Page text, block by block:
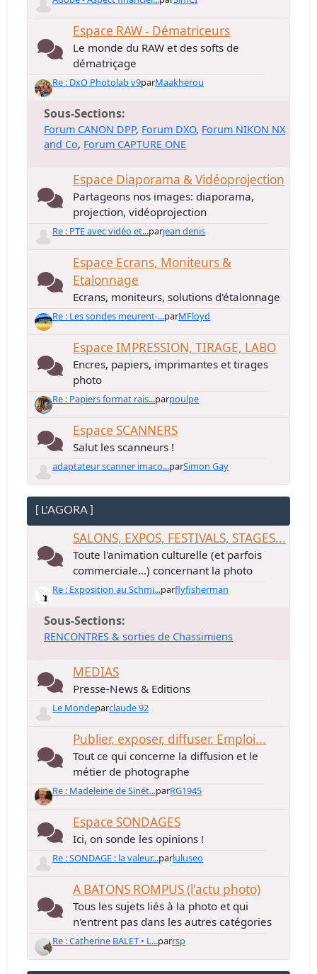
Espace RAW - Dématriceurs
Le monde du RAW et des softs de
dématriçage
Re : DxO Photolab v9parMaakherou
Sous-Sections
Forum CANON DPP Forum DXO Forum NIKON NX
and Co Forum CAPTURE ONE
Espace Diaporama & Vidéoprojection
Partageons nos images: diaporama,
projection, vidéoprojection
Re : PTE avec vidéo et...parjean denis
Espace Ecrans, Moniteurs &
Etalonnage
Ecrans, moniteurs, solutions d'étalonnage
Re : Les sondes meurent-...parMFloyd
Espace IMPRESSION, TIRAGE, LABO
Encres, papiers, imprimantes et tirages
photo
Re : Papiers format rais...parpoulpe
Espace SCANNERS
Salut les scanneurs !
adaptateur scanner imaco...parSimon Gay
[ L'AGORA ]
SALONS, EXPOS, FESTIVALS, STAGES...
Toute l'animation culturelle (et parfois
commerciale...) concernant la photo
Re : Exposition au Schmi...parflyfisherman
Sous-Sections
RENCONTRES & sorties de Chassimiens
MEDIAS
Presse-News & Editions
Le Mondeparclaude 92
Publier, exposer, diffuser. Emploi...
Tout ce qui concerne la diffusion et le
métier de photographe
Re : Madeleine de Sinét...parRG1945
Espace SONDAGES
Ici, on sonde les opinions !
Re : SONDAGE : la valeur...parluluseo
A BATONS ROMPUS (l'actu photo)
Tous les sujets liés à la photo et qui
n'entrent pas dans les autres catégories
Re : Catherine BALET • L...parrsp